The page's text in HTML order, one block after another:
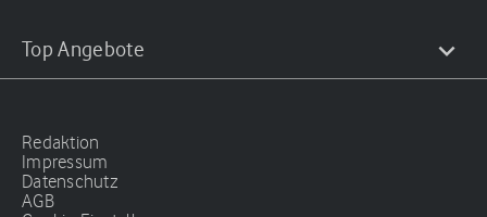
Top Angebote
Redaktion
Impressum
Datenschutz
AGB